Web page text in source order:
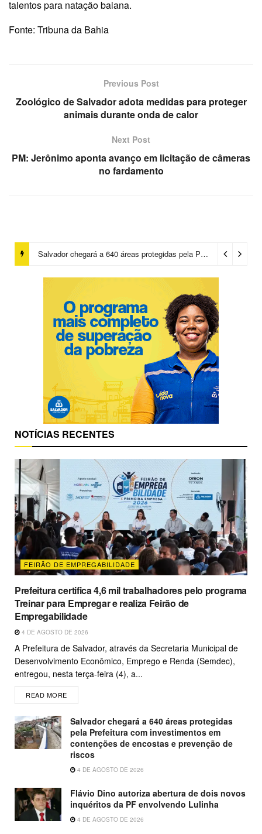
talentos para natação baiana.
Fonte: Tribuna da Bahia
Previous Post
Zoológico de Salvador adota medidas para proteger
animais durante onda de calor
Next Post
PM: Jerônimo aponta avanço em licitação de câmeras
no fardamento
Salvador chegará a 640 áreas protegidas pela Prefeitura com investimentos em contenções de encostas e prevenção de riscos
NOTÍCIAS RECENTES
FEIRÃO DE EMPREGABILIDADE
Prefeitura certifica 4,6 mil trabalhadores pelo programa
Treinar para Empregar e realiza Feirão de
Empregabilidade
4 DE AGOSTO DE 2026
A Prefeitura de Salvador, através da Secretaria Municipal de
Desenvolvimento Econômico, Emprego e Renda (Semdec),
entregou, nesta terça-feira (4), a...
READ MORE
Salvador chegará a 640 áreas protegidas
pela Prefeitura com investimentos em
contenções de encostas e prevenção de
riscos
4 DE AGOSTO DE 2026
Flávio Dino autoriza abertura de dois novos
inquéritos da PF envolvendo Lulinha
4 DE AGOSTO DE 2026